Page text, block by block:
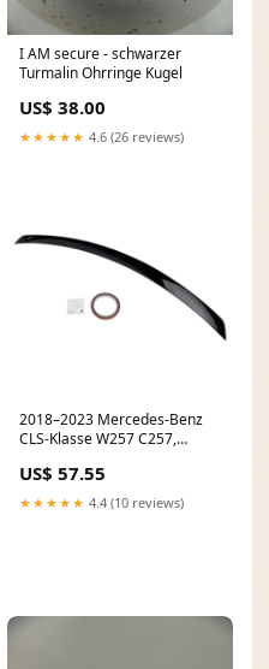
I AM secure - schwarzer
Turmalin Ohrringe Kugel
US$ 38.00
★★★★★ 4.6 (26 reviews)
2018–2023 Mercedes-Benz
CLS-Klasse W257 C257,
Heckspoiler Harley Air Filters
US$ 57.55
★★★★★ 4.4 (10 reviews)